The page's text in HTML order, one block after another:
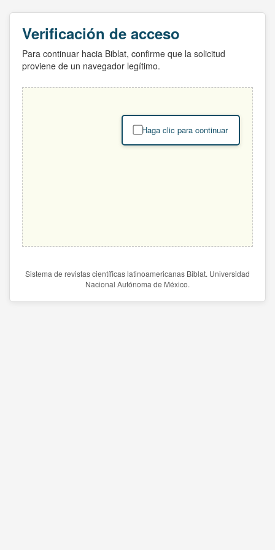
Verificación de acceso
Para continuar hacia Biblat, confirme que la solicitud
proviene de un navegador legítimo.
Haga clic para continuar
Sistema de revistas científicas latinoamericanas Biblat. Universidad
Nacional Autónoma de México.